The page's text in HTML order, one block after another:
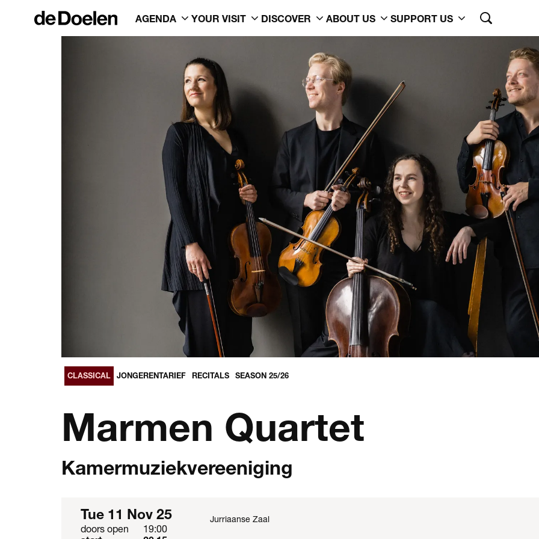
AGENDA YOUR VISIT DISCOVER ABOUT US SUPPORT US
CLASSICAL JONGERENTARIEF RECITALS SEASON 25/26
Marmen Quartet
Kamermuziekvereeniging
Tue 11 Nov 25
doors open
19:00
Jurriaanse Zaal